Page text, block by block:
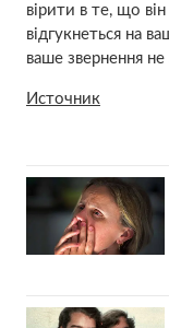
вірити в те, що він
відгукнеться на
ваше звернення не
Источник